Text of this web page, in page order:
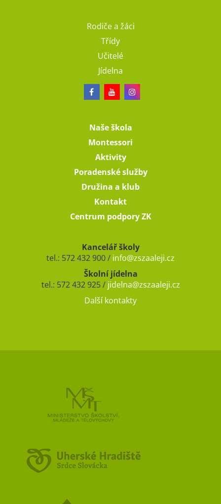
Rodiče a žáci
Třídy
Učitelé
Jídelna
Naše škola
Montessori
Aktivity
Poradenské služby
Družina a klub
Kontakt
Centrum podpory ZK
Kancelář školy
tel.: 572 432 900 / info@zszaaleji.cz
Školní jídelna
tel.: 572 432 925 / jidelna@zszaaleji.cz
Další kontakty